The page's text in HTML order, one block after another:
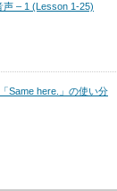
声 – 1 (Lesson 1-25)
Same here.」の使い分